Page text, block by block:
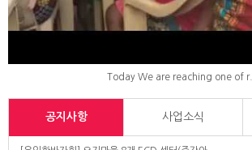
Today We are reaching one of r..
공지사항 사업소식